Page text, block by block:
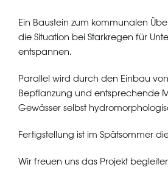
Ein Baustein zum kommunalen
die Situation bei Starkregen für
entspannen.
Parallel wird durch den Einbau von
Bepflanzung und entsprechende
Gewässer selbst
Fertigstellung ist im Spätsommer
Wir freuen uns das Projekt